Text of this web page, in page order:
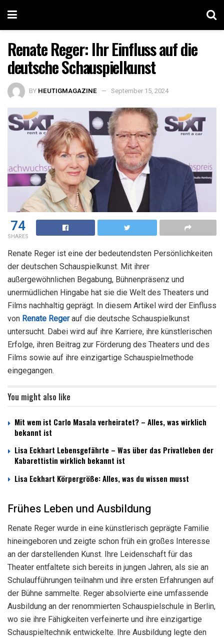
Renate Reger: Ihr Einfluss auf die
deutsche Schauspielkunst
BY HEUTIGMAGAZINE September 15, 2024
74
SHARES
Renate Reger ist eine der bedeutendsten Persönlichkeiten
der deutschen Schauspielkunst. Mit ihrer
außergewöhnlichen Begabung, Bühnenpräsenz und
unermüdlichen Hingabe hat sie die Welt des Theaters und
Films nachhaltig geprägt. In diesem Artikel wird der Einfluss
von Renate Reger auf die deutsche Schauspielkunst
untersucht. Dabei wird auf ihre Karriere, ihre künstlerischen
Erfolge, ihren Beitrag zur Förderung des Theaters und des
Films sowie auf ihre einzigartige Schauspielmethode
eingegangen.
You might also like
Mit wem ist Carlo Masala verheiratet? – Alles, was wirklich
bekannt ist
Lisa Eckhart Lebensgefährte – Was über das Privatleben der
Kabarettistin wirklich bekannt ist
Lisa Eckhart Körpergröße: Alles, was du wissen musst
Frühes Leben und Ausbildung
Renate Reger wurde in eine künstlerisch geprägte Familie
hineingeboren und zeigte schon früh ein großes Interesse
an der darstellenden Kunst. Ihre Leidenschaft für das
Theater entfaltete sich bereits in jungen Jahren, als sie an
Schulaufführungen teilnahm und ihre ersten Erfahrungen auf
der Bühne sammelte. Reger absolvierte eine umfassende
Ausbildung an der renommierten Schauspielschule in Berlin,
wo sie ihre Fähigkeiten verfeinerte und ihre einzigartige
Schauspieltechnik entwickelte. Ihre Ausbildung legte den